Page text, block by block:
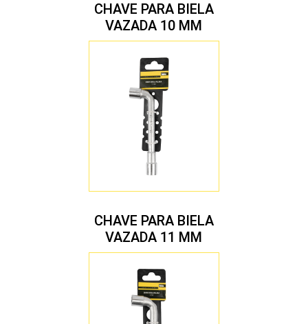
CHAVE PARA BIELA
VAZADA 10 MM
CHAVE PARA BIELA
VAZADA 11 MM